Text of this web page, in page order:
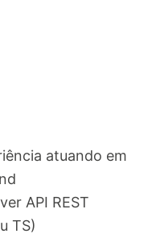
atuando em
API REST
TS)